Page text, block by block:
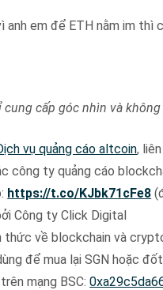
anh em để ETH nằm im thì
cung cấp góc nhìn và
vụ quảng cáo altcoin,
công ty quảng cáo
https://t.co/KJbk71cFe8
Công ty Click Digital
thức về blockchain và
để mua lại SGN hoặc
mạng BSC: